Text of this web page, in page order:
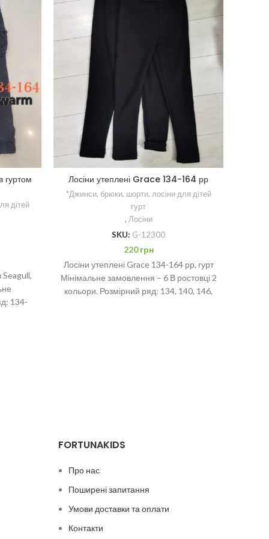
гуртом
дітей
Seagull,
134-
Лосіни утеплені Grace 134-164 рр
*Джинси, брюки, шорти, лосіни для дітей
гурт
, Лосіни
SKU: G-12300
220грн
Лосіни утеплені Grace 134-164 рр, гурт
Мінімальне замовлення – 6 В ростовці 2
кольори. Розмірний ряд: 134, 140, 146,
FORTUNAKIDS
Про нас
Поширені запитання
Умови доставки та оплати
Контакти